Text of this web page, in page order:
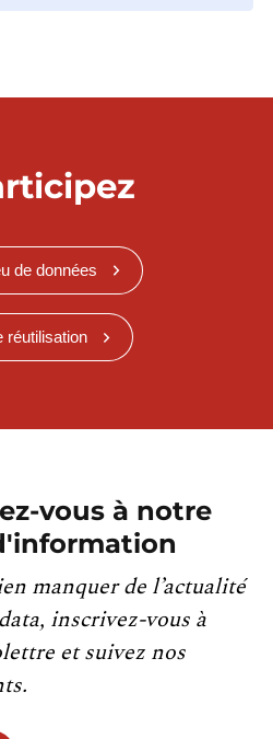
de données
réutilisation
vous à notre
manquer de l’actualité
inscrivez-vous à
et suivez nos